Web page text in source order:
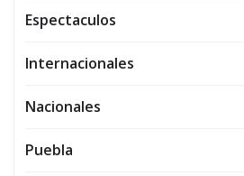
Espectaculos
Internacionales
Nacionales
Puebla